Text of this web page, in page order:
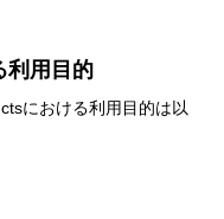
利用目的
における利用目的は以